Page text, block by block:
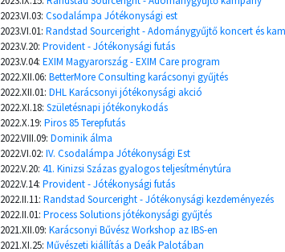
2023.VI.03: Csodalámpa Jótékonysági est
2023.VI.01: Randstad Sourceright - Adománygyűjtő koncert és
2023.V.20: Provident - Jótékonysági futás
2023.V.04: EXIM Magyarország - EXIM Care program
2022.XII.06: BetterMore Consulting karácsonyi gyűjtés
2022.XII.01: DHL Karácsonyi jótékonysági akció
2022.XI.18: Születésnapi jótékonykodás
2022.X.19: Piros 85 Terepfutás
2022.VIII.09: Dominik álma
2022.VI.02: IV. Csodalámpa Jótékonysági Est
2022.V.20: 41. Kinizsi Százas gyalogos teljesítménytúra
2022.V.14: Provident - Jótékonysági futás
2022.II.11: Randstad Sourceright - Jótékonysági kezdeményezés
2022.II.01: Process Solutions jótékonysági gyűjtés
2021.XII.09: Karácsonyi Bűvész Workshop az IBS-en
2021.XI.25: Művészeti kiállítás a Deák Palotában